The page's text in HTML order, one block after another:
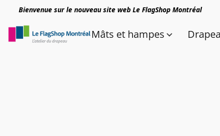
Bienvenue sur le nouveau site web Le FlagShop Montréal
Mâts et hampes